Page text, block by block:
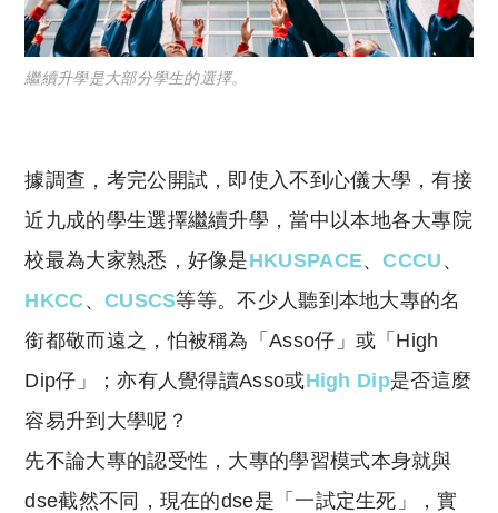
繼續升學是大部分學生的選擇。
據調查，考完公開試， 即使入不到心儀大學，有接
近九成的學生選擇繼續升學，當中以本地各大專院
校最為大家熟悉， 好像是HKUSPACE、CCCU 、
HKCC 、 CUSCS等等。不少人聽到本地大專的名
銜都敬而遠之，怕被稱為「Asso仔」或「High
Dip仔」；亦有人覺得讀Asso或High Dip是否這麼
容易升到大學呢？
先不論大專的認受性， 大專的學習模式本身就與
dse截然不同， 現在的dse是「一試定生死」，實